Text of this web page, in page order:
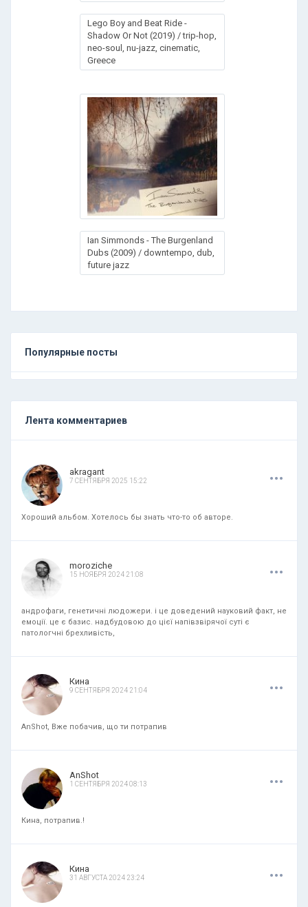
Lеgо Воу аnd Веаt Ridе -
Shаdоw Оr Nоt (2019) / trip-hop,
neo-soul, nu-jazz, cinematic,
Greece
Ian Simmonds - The Burgenland
Dubs (2009) / downtempo, dub,
future jazz
Популярные посты
Лента комментариев
akragant
7 СЕНТЯБРЯ 2025 15:22 ...
Хороший альбом. Хотелось бы знать что-то об авторе.
moroziche
15 НОЯБРЯ 2024 21:08 ...
андрофаги, генетичні людожери. і це доведений науковий факт, не
емоції. це є базис. надбудовою до цієї напівзвірячої суті є
патологчні брехливість,
Кина
9 СЕНТЯБРЯ 2024 21:04 ...
AnShot, Вже побачив, що ти потрапив
AnShot
1 СЕНТЯБРЯ 2024 08:13 ...
Кина, потрапив.!
Кина
31 АВГУСТА 2024 23:24 ...